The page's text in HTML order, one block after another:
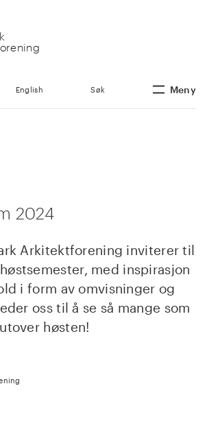
English Søk Meny
2024
Arkitektforening inviterer til
med inspirasjon
i form av omvisninger og
oss til å se så mange som
høsten!